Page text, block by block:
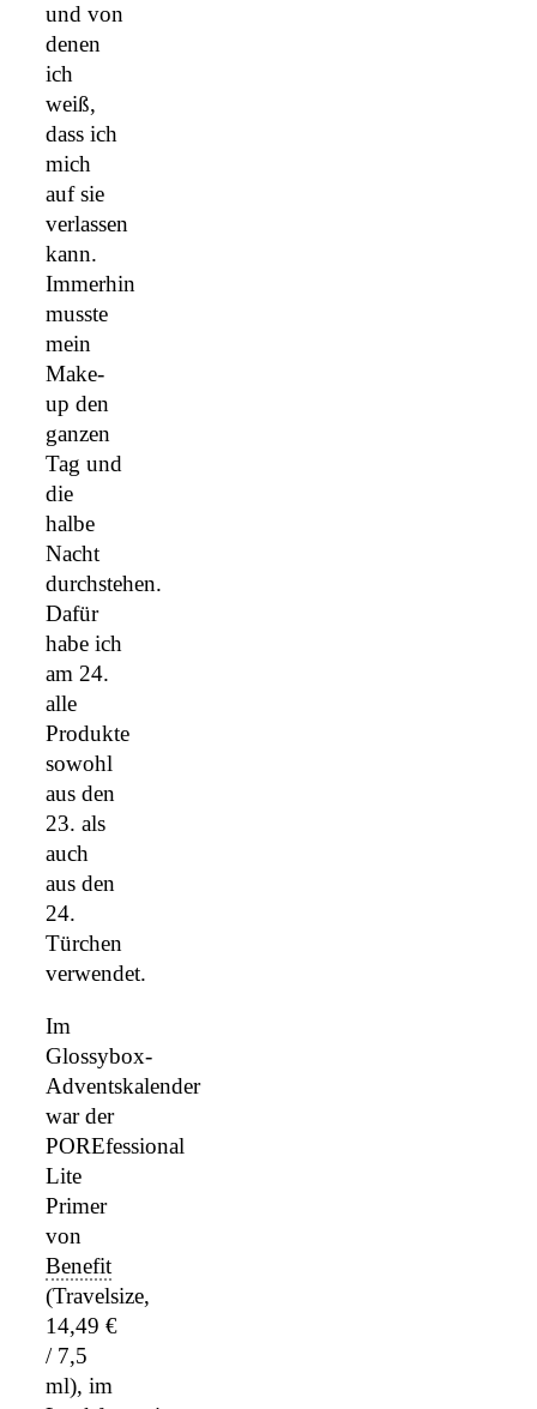
und von
denen
ich
weiß,
dass ich
mich
auf sie
verlassen
kann.
Immerhin
musste
mein
Make-
up den
ganzen
Tag und
die
halbe
Nacht
durchstehen.
Dafür
habe ich
am 24.
alle
Produkte
sowohl
aus den
23. als
auch
aus den
24.
Türchen
verwendet.
Im
Glossybox-
Adventskalender
war der
POREfessional
Lite
Primer
von
Benefit
(Travelsize,
14,49 €
/ 7,5
ml), im